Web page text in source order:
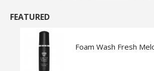
FEATURED
Foam Wash Fresh